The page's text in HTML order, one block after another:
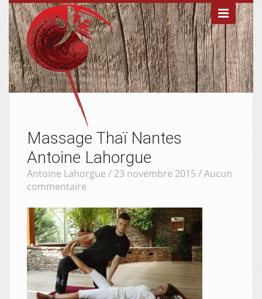

Massage Thaï Nantes
Antoine Lahorgue
Antoine Lahorgue / 23 novembre 2015 /Aucun
commentaire